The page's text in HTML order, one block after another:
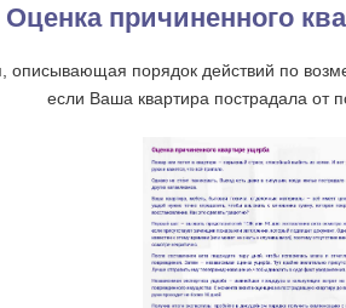
Оценка причиненного
описывающая порядок действий по
если Ваша квартира пострадала от